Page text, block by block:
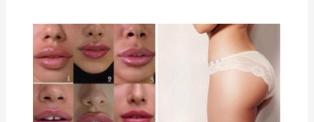
الإجراءات
الطبية
التي
يسافر
الأجانب